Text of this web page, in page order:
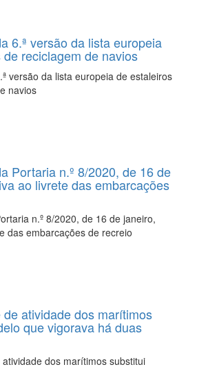
6.ª versão da lista europeia
reciclagem de navios
versão da lista europeia de estaleiros
navios
Portaria n.º 8/2020, de 16 de
ao livrete das embarcações
n.º 8/2020, de 16 de janeiro,
das embarcações de recreio
de atividade dos marítimos
que vigorava há duas
dos marítimos substitui